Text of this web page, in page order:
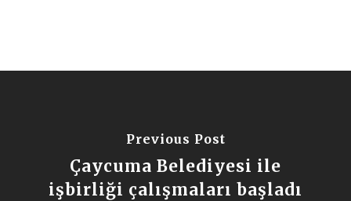
Previous Post
Çaycuma Belediyesi ile
işbirliği çalışmaları başladı